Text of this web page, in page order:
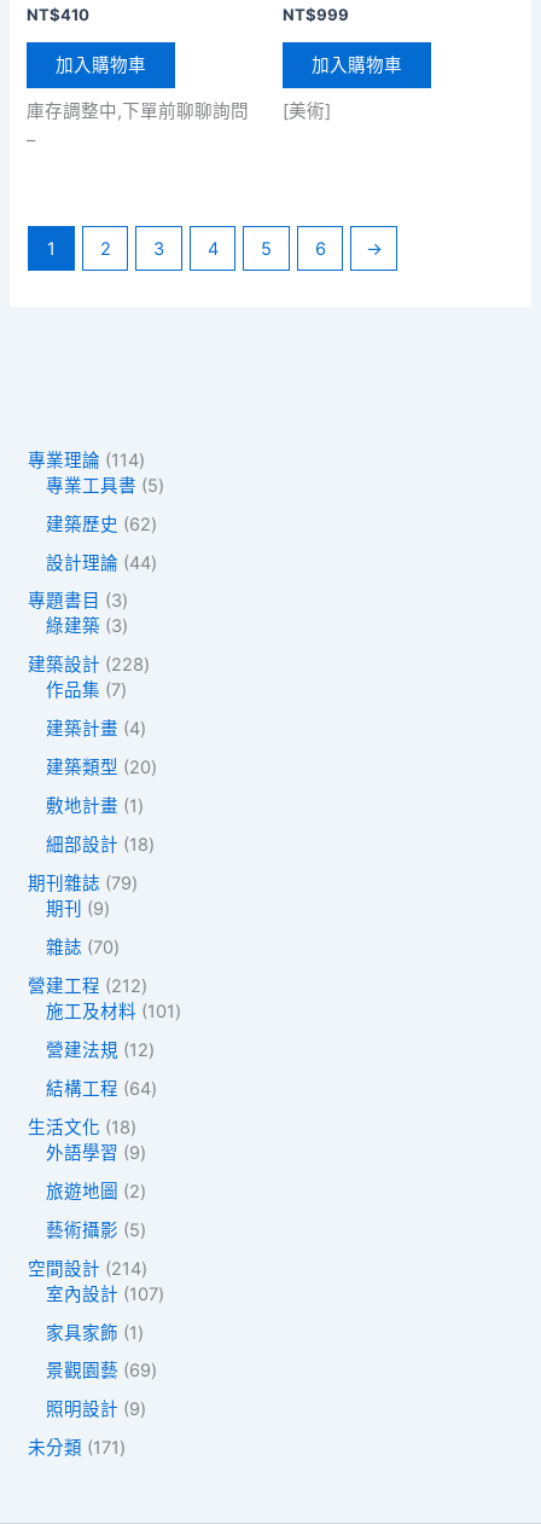
專業理論 1141
1
個
產
專業工具書 55
建築歷史 626
個
設計理論 444
專題書目 33
個
品
綠建築 33
產
品
建築設計 2282
個
產
作品集 77
產
品
建築計畫 44
產
品
建築類型 202
產
敷地計畫 11
產
品
細部設計 181
期刊雜誌 797
品
期刊 99
產
品
雜誌 707
個
產
品
營建工程 2122
1
個
產
施工及材料 1011
營建法規 121
個
結構工程 646
生活文化 181
8
產
品
外語學習 99
產
品
旅遊地圖 22
產
品
藝術攝影 55
產
品
空間設計 2142
1
個
產
室內設計 1071
家具家飾 11
產
品
景觀園藝 696
照明設計 99
未分類 1711
NT$410
加入購物車
庫存調整中,下單前聊聊詢問
–
NT$999
加入購物車
[美術]
1 2 3 4 5 6 →